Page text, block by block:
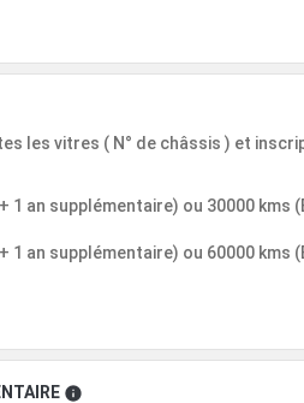
les vitres ( N° de châssis ) et
1 an supplémentaire) ou 30000 kms
1 an supplémentaire) ou 60000 kms